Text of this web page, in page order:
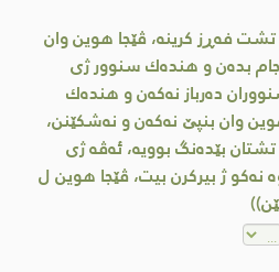
فه‌ڕز كرینه‌، ڤێجا هوین وان
بده‌ن و هنده‌ك سنوور ژی
دەرباز نەکەن و هندەك
وان بنپێ نه‌كه‌ن و نەشکێنن،
بێدەنگ بوویە، ئه‌ڤه‌ ژی
ژ بیرکرن بیت، ڤێجا هوین ل